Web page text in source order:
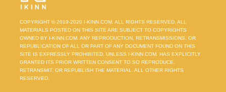
COPYRIGHT © 2019-2020 I-KINN.COM. ALL RIGHTS RESERVED. ALL
MATERIALS POSTED ON THIS SITE ARE SUBJECT TO COPYRIGHTS
OWNED BY I-KINN.COM. ANY REPRODUCTION, RETRANSMISSIONS, OR
REPUBLICATION OF ALL OR PART OF ANY DOCUMENT FOUND ON THIS
SITE IS EXPRESSLY PROHIBITED, UNLESS I-KINN.COM. HAS EXPLICITLY
GRANTED ITS PRIOR WRITTEN CONSENT TO SO REPRODUCE,
RETRANSMIT, OR REPUBLISH THE MATERIAL. ALL OTHER RIGHTS
RESERVED.